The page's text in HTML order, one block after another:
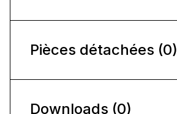
Pièces détachées (0)
Downloads (0)